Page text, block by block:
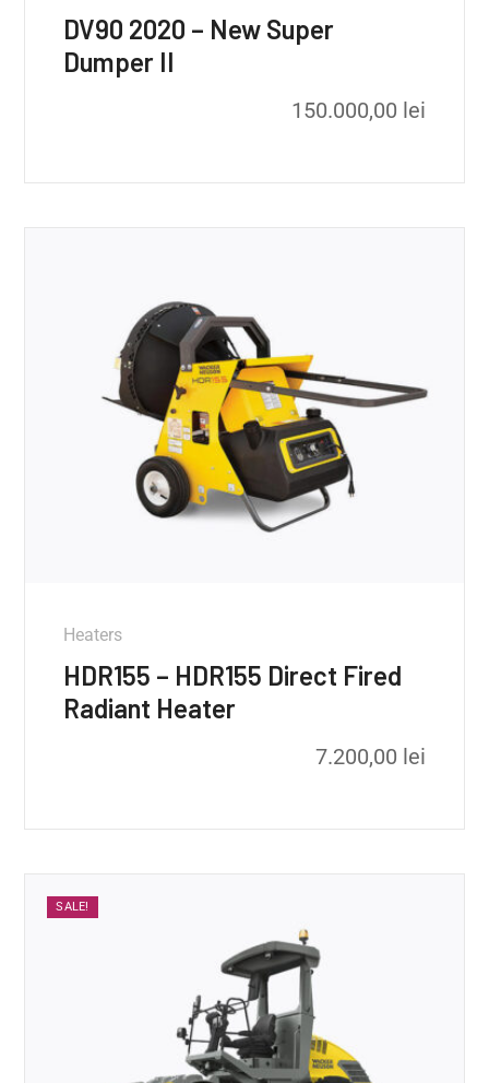
DV90 2020 – New Super
Dumper II
150.000,00 lei
Heaters
HDR155 – HDR155 Direct Fired
Radiant Heater
7.200,00 lei
SALE!